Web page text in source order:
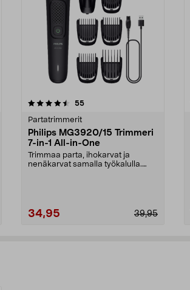
55arvostelut
Partatrimmerit
Philips MG3920/15 Trimmeri
7-in-1 All-in-One
Trimmaa parta, ihokarvat ja
nenäkarvat samalla työkalulla.
34,95 39,95
4.0 viidestä